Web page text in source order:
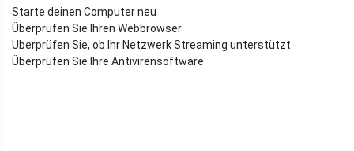
Starte deinen Computer neu
Überprüfen Sie Ihren Webbrowser
Überprüfen Sie, ob Ihr Netzwerk Streaming unterstützt
Überprüfen Sie Ihre Antivirensoftware